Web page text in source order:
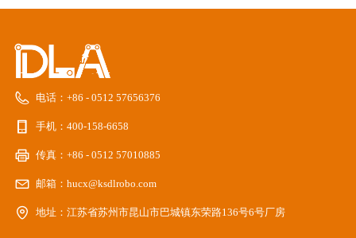
电话： +86 - 0512 57656376
手机： 400-158-6658
传真： +86 - 0512 57010885
邮箱： hucx@ksdlrobo.com
地址： 江苏省苏州市昆山市巴城镇东荣路136号6号厂房